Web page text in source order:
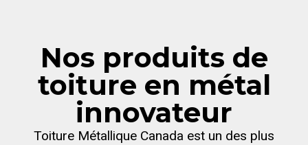
Nos produits de
toiture en métal
innovateur
Toiture Métallique Canada est un des plus